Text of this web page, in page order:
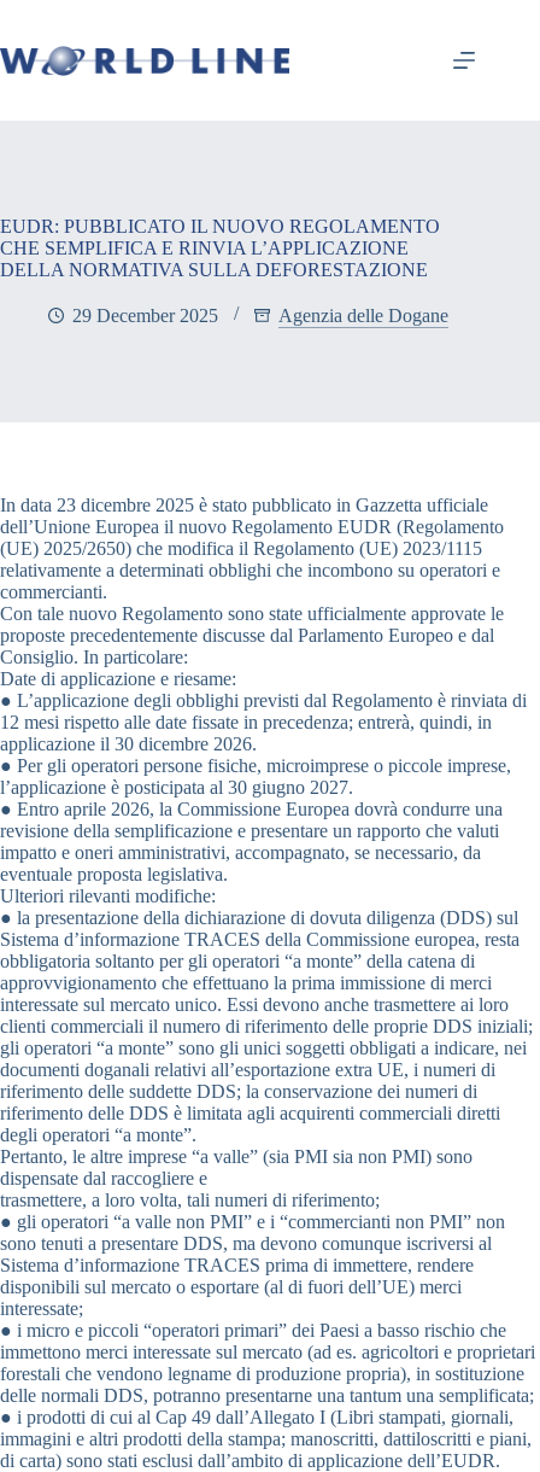
EUDR: PUBBLICATO IL NUOVO REGOLAMENTO
CHE SEMPLIFICA E RINVIA L’APPLICAZIONE
DELLA NORMATIVA SULLA DEFORESTAZIONE
29 December 2025 Agenzia delle Dogane
In data 23 dicembre 2025 è stato pubblicato in Gazzetta ufficiale
dell’Unione Europea il nuovo Regolamento EUDR (Regolamento
(UE) 2025/2650) che modifica il Regolamento (UE) 2023/1115
relativamente a determinati obblighi che incombono su operatori e
commercianti.
Con tale nuovo Regolamento sono state ufficialmente approvate le
proposte precedentemente discusse dal Parlamento Europeo e dal
Consiglio. In particolare:
Date di applicazione e riesame:
● L’applicazione degli obblighi previsti dal Regolamento è rinviata di
12 mesi rispetto alle date fissate in precedenza; entrerà, quindi, in
applicazione il 30 dicembre 2026.
● Per gli operatori persone fisiche, microimprese o piccole imprese,
l’applicazione è posticipata al 30 giugno 2027.
● Entro aprile 2026, la Commissione Europea dovrà condurre una
revisione della semplificazione e presentare un rapporto che valuti
impatto e oneri amministrativi, accompagnato, se necessario, da
eventuale proposta legislativa.
Ulteriori rilevanti modifiche:
● la presentazione della dichiarazione di dovuta diligenza (DDS) sul
Sistema d’informazione TRACES della Commissione europea, resta
obbligatoria soltanto per gli operatori “a monte” della catena di
approvvigionamento che effettuano la prima immissione di merci
interessate sul mercato unico. Essi devono anche trasmettere ai loro
clienti commerciali il numero di riferimento delle proprie DDS iniziali;
gli operatori “a monte” sono gli unici soggetti obbligati a indicare, nei
documenti doganali relativi all’esportazione extra UE, i numeri di
riferimento delle suddette DDS; la conservazione dei numeri di
riferimento delle DDS è limitata agli acquirenti commerciali diretti
degli operatori “a monte”.
Pertanto, le altre imprese “a valle” (sia PMI sia non PMI) sono
dispensate dal raccogliere e
trasmettere, a loro volta, tali numeri di riferimento;
● gli operatori “a valle non PMI” e i “commercianti non PMI” non
sono tenuti a presentare DDS, ma devono comunque iscriversi al
Sistema d’informazione TRACES prima di immettere, rendere
disponibili sul mercato o esportare (al di fuori dell’UE) merci
interessate;
● i micro e piccoli “operatori primari” dei Paesi a basso rischio che
immettono merci interessate sul mercato (ad es. agricoltori e proprietari
forestali che vendono legname di produzione propria), in sostituzione
delle normali DDS, potranno presentarne una tantum una semplificata;
● i prodotti di cui al Cap 49 dall’Allegato I (Libri stampati, giornali,
immagini e altri prodotti della stampa; manoscritti, dattiloscritti e piani,
di carta) sono stati esclusi dall’ambito di applicazione dell’EUDR.